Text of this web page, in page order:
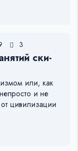
3
ски-
или, как
и не
цивилизации